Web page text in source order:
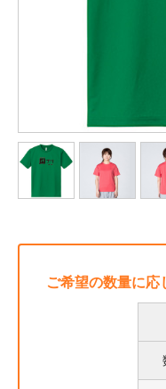
ご希望の数量に